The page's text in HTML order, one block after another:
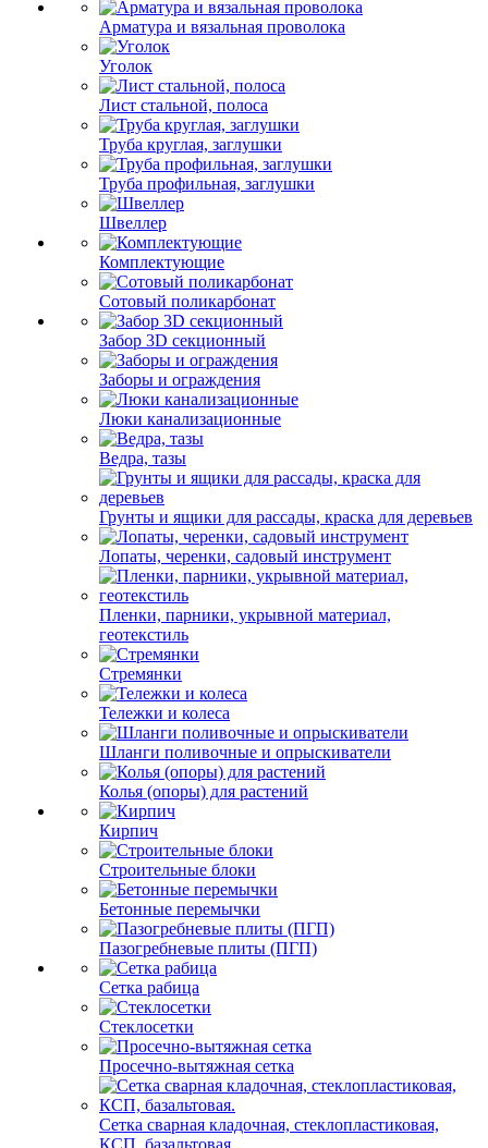
Арматура и вязальная проволока
Уголок
Лист стальной, полоса
Труба круглая, заглушки
Труба профильная, заглушки
Швеллер
Комплектующие
Сотовый поликарбонат
Забор 3D секционный
Заборы и ограждения
Люки канализационные
Ведра, тазы
Грунты и ящики для рассады, краска для деревьев
Лопаты, черенки, садовый инструмент
Пленки, парники, укрывной материал,
геотекстиль
Стремянки
Тележки и колеса
Шланги поливочные и опрыскиватели
Колья (опоры) для растений
Кирпич
Строительные блоки
Бетонные перемычки
Пазогребневые плиты (ПГП)
Сетка рабица
Стеклосетки
Просечно-вытяжная сетка
Сетка сварная кладочная, стеклопластиковая,
КСП, базальтовая.